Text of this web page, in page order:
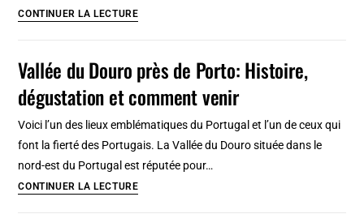
CONTINUER LA LECTURE6
du
parc
Bardenas
partir
Vallée du Douro près de Porto: Histoire,
dégustation et comment venir
Voici l’un des lieux emblématiques du Portugal et l’un de ceux qui
font la fierté des Portugais. La Vallée du Douro située dans le
nord-est du Portugal est réputée pour…
CONTINUER LA LECTUREVallée